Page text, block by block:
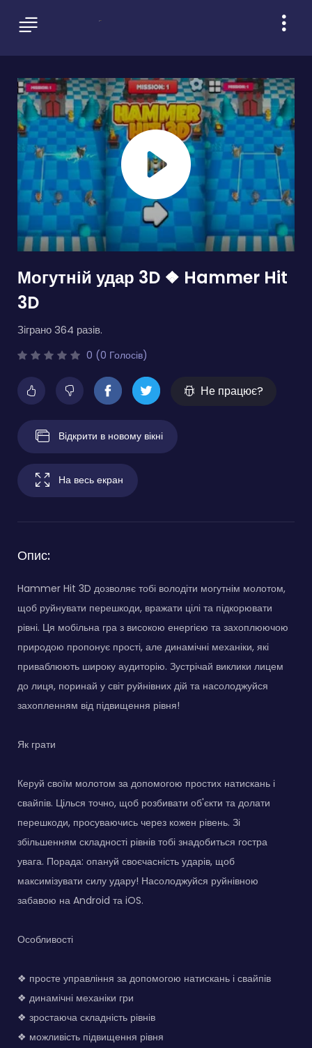
Могутній удар 3D ❖ Hammer Hit
3D
Зіграно 364 разів.
0 (0 Голосів)
Не працює?
Відкрити в новому вікні
На весь екран
Опис:
Hammer Hit 3D дозволяє тобі володіти могутнім молотом,
щоб руйнувати перешкоди, вражати цілі та підкорювати
рівні. Ця мобільна гра з високою енергією та захоплюючою
природою пропонує прості, але динамічні механіки, які
приваблюють широку аудиторію. Зустрічай виклики лицем
до лиця, поринай у світ руйнівних дій та насолоджуйся
захопленням від підвищення рівня!
Як грати
Керуй своїм молотом за допомогою простих натискань і
свайпів. Цілься точно, щоб розбивати об'єкти та долати
перешкоди, просуваючись через кожен рівень. Зі
збільшенням складності рівнів тобі знадобиться гостра
увага. Порада: опануй своєчасність ударів, щоб
максимізувати силу удару! Насолоджуйся руйнівною
забавою на Android та iOS.
Особливості
❖ просте управління за допомогою натискань і свайпів
❖ динамічні механіки гри
❖ зростаюча складність рівнів
❖ можливість підвищення рівня